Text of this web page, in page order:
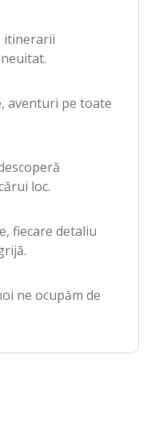
itinerarii
aventuri pe toate
loc.
fiecare detaliu
ne ocupăm de